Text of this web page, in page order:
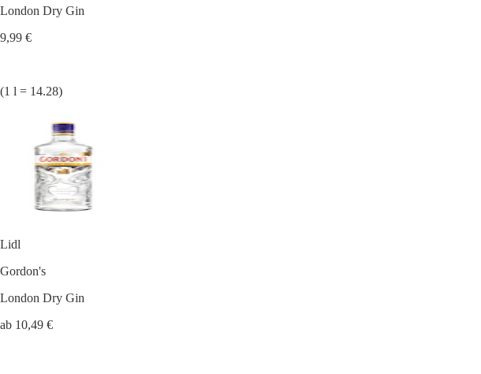
London Dry Gin
9,99 €
(1 l = 14.28)
Lidl
Gordon's
London Dry Gin
ab 10,49 €